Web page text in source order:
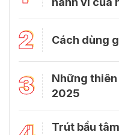
2 Cách dùng
3
Những
2025
Trút bầu